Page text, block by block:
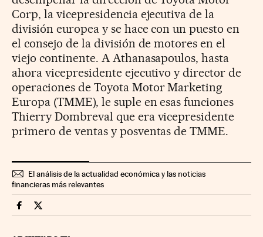
Corp, la vicepresidencia ejecutiva de la
división europea y se hace con un puesto en
el consejo de la división de motores en el
viejo continente. A Athanasapoulos, hasta
ahora vicepresidente ejecutivo y director de
operaciones de Toyota Motor Marketing
Europa (TMME), le suple en esas funciones
Thierry Dombreval que era vicepresidente
primero de ventas y posventas de TMME.
El análisis de la actualidad económica y las noticias
financieras más relevantes
Companias Cinco Días en Facebook
Companias Cinco Días en Twitter